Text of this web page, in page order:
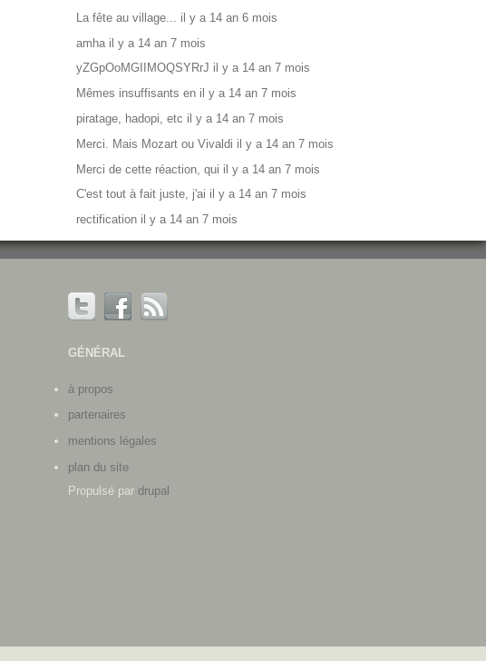
La fête au village...
il y a 14 an 6 mois
amha il y a 14 an 7 mois
yZGpOoMGIIMOQSYRrJ il y a 14 an 7 mois
Mêmes insuffisants en il y a 14 an 7 mois
piratage, hadopi, etc il y a 14 an 7 mois
Merci. Mais Mozart ou Vivaldi il y a 14 an 7 mois
Merci de cette réaction, qui il y a 14 an 7 mois
C'est tout à fait juste, j'ai il y a 14 an 7 mois
rectification il y a 14 an 7 mois
GÉNÉRAL
à propos
partenaires
mentions légales
plan du site
Propulsé par drupal